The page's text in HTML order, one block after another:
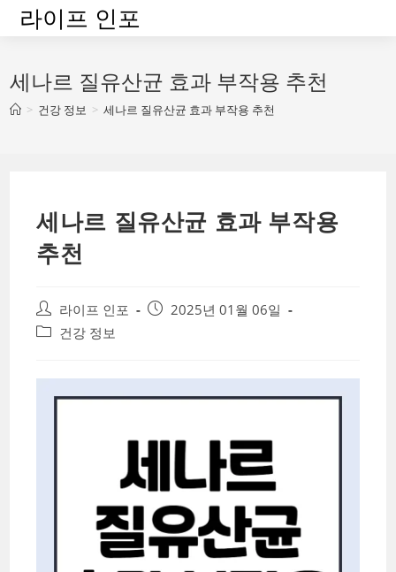
Skip라이프 인포
세나르 질유산균 효과 부작용 추천
> 건강 정보 > 세나르 질유산균 효과 부작용 추천
세나르 질유산균 효과 부작용
추천
Post
author:
라이프 인포
Post2025년 01월 06일
Post건강 정보